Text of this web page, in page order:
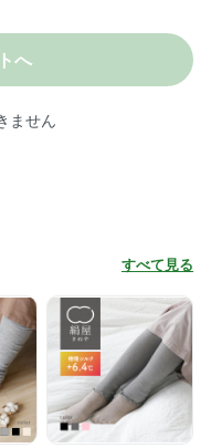
ズ プレゼン
へ
ません
すべて見る